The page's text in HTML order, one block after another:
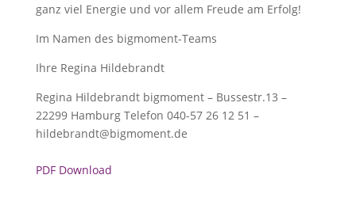
ganz viel Energie und vor allem Freude am Erfolg!
Im Namen des bigmoment-Teams
Ihre Regina Hildebrandt
Regina Hildebrandt bigmoment – Bussestr.13 –
22299 Hamburg Telefon 040-57 26 12 51 –
hildebrandt@bigmoment.de
PDF Download